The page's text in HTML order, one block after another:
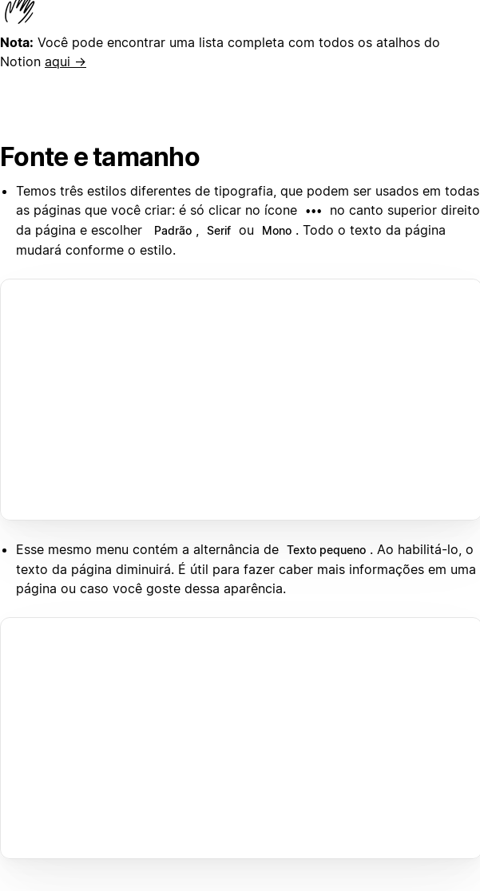
Nota: Você pode encontrar uma lista completa com todos os atalhos do
Notion aqui →
Fonte e tamanho
Temos três estilos diferentes de tipografia, que podem ser usados em todas
as páginas que você criar: é só clicar no ícone
•••
no canto superior direito
da página e escolher
Padrão , Serif ou Mono . Todo o texto da página
mudará conforme o estilo.
Esse mesmo menu contém a alternância de Texto pequeno . Ao habilitá-lo, o
texto da página diminuirá. É útil para fazer caber mais informações em uma
página ou caso você goste dessa aparência.